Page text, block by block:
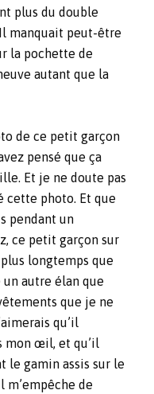
plus du double
manquait peut-être
la pochette de
autant que la
de ce petit garçon
pensé que ça
Et je ne doute pas
cette photo. Et que
pendant un
ce petit garçon sur
longtemps que
un autre élan que
que je ne
qu’il
mon œil, et qu’il
le gamin assis sur le
m’empêche de